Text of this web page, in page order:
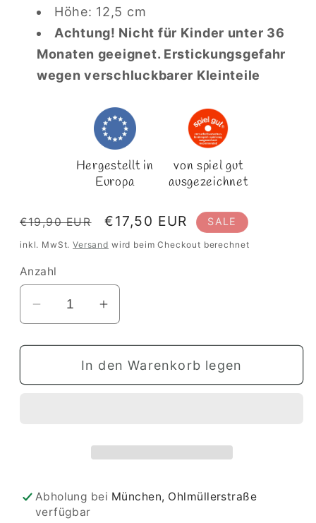
Höhe: 12,5 cm
Achtung! Nicht für Kinder unter 36
Monaten geeignet. Erstickungsgefahr
wegen verschluckbarer Kleinteile
Hergestellt in
Europa
von spiel gut
ausgezeichnet
Normaler
Preis
€19,90 EUR Verkaufspreis
€17,50 EUR SALE
inkl. MwSt.Versand wird beim Checkout berechnet
Anzahl
Verringere
Menge
Storch,
Erhöhe
Menge
für
Storch,
In den Warenkorb legen
Abholung bei München, Ohlmüllerstraße
verfügbar